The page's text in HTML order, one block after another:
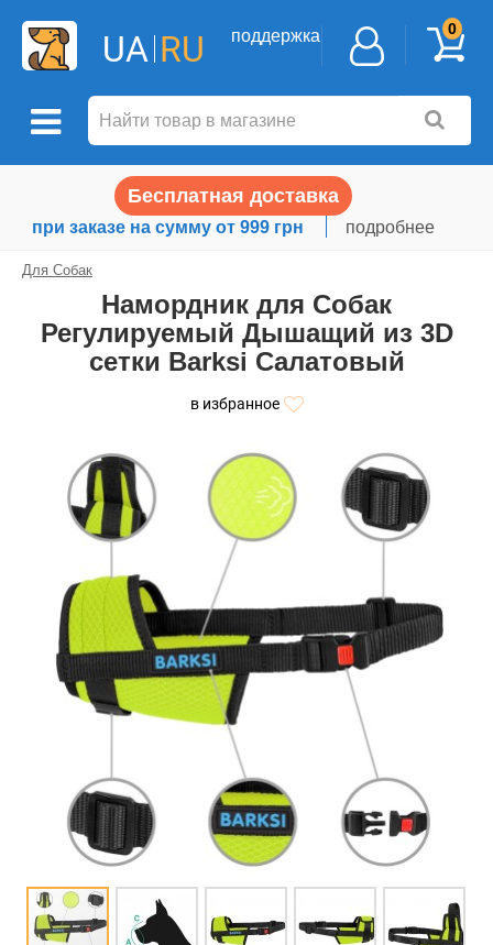
UA RU поддержка 0
Бесплатная доставка
при заказе на сумму от 999 грн подробнее
Для Собак
Намордник для Собак
Регулируемый Дышащий из 3D
сетки Barksi Салатовый
в избранное